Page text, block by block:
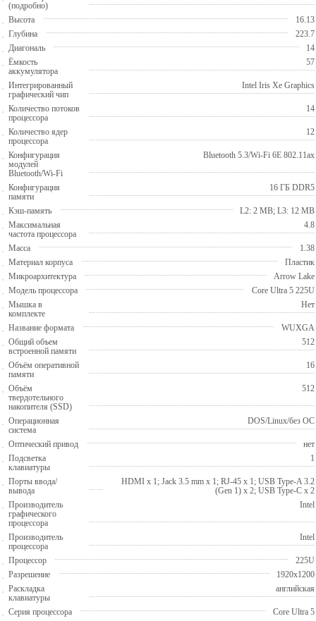
(подробно)
Высота
16.13
Глубина
223.7
Диагональ
14
Ёмкость
аккумулятора
57
Интегрированный
графический чип
Intel Iris Xe Graphics
Количество потоков
процессора
14
Количество ядер
процессора
12
Конфигурация
модулей
Bluetooth/Wi-Fi
Bluetooth 5.3/Wi-Fi 6E 802.11ax
Конфигурация
памяти
16 ГБ DDR5
Кэш-память
L2: 2 MB; L3: 12 MB
Максимальная
частота процессора
4.8
Масса
1.38
Материал корпуса
Пластик
Микроархитектура
Arrow Lake
Модель процессора
Core Ultra 5 225U
Мышка в
комплекте
Нет
Название формата
WUXGA
Общий объем
встроенной памяти
512
Объём оперативной
памяти
16
Объём
твердотельного
накопителя (SSD)
512
Операционная
система
DOS/Linux/без ОС
Оптический привод
нет
Подсветка
клавиатуры
1
Порты ввода/
вывода
HDMI x 1; Jack 3.5 mm x 1; RJ-45 x 1; USB Type-A 3.2
(Gen 1) x 2; USB Type-C x 2
Производитель
графического
процессора
Intel
Производитель
процессора
Intel
Процессор
225U
Разрешение
1920x1200
Раскладка
клавиатуры
английская
Серия процессора
Core Ultra 5